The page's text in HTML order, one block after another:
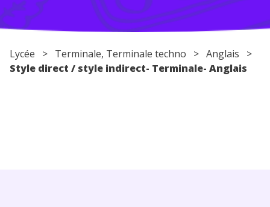
Conseils pour les parents
Lycée > Terminale, Terminale techno > Anglais >
Style direct / style indirect- Terminale- Anglais